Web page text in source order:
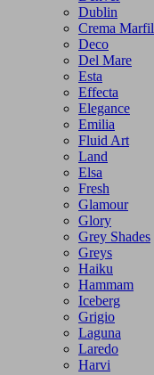
Dublin
Crema Marfil
Deco
Del Mare
Esta
Effecta
Elegance
Emilia
Fluid Art
Land
Elsa
Fresh
Glamour
Glory
Grey Shades
Greys
Haiku
Hammam
Iceberg
Grigio
Laguna
Laredo
Harvi